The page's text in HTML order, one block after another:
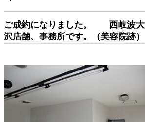
ご成約になりました。 西岐波大
沢店舗、事務所です。（美容院跡）